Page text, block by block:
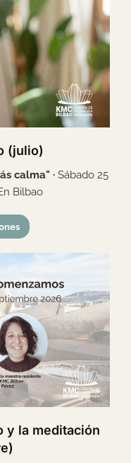
(julio)
calma" · Sábado 25
Bilbao
y la meditación